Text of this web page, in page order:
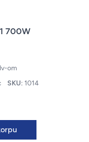
700W
om
SKU: 1014